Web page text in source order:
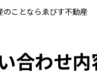
ことならゑびす不動産
合わせ